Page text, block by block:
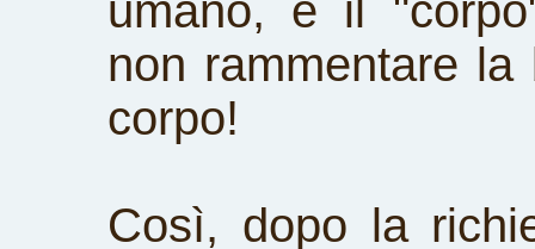
umano, è il
non rammentare
corpo!
Così, dopo la